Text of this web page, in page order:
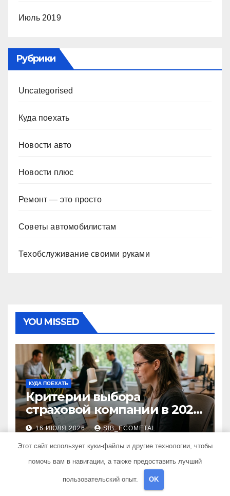
Июль 2019
Рубрики
Uncategorised
Куда поехать
Новости авто
Новости плюс
Ремонт — это просто
Советы автомобилистам
Техобслуживание своими руками
YOU MISSED
КУДА ПОЕХАТЬ
Критерии выбора
страховой компании в 2026
году: надежность и
реальные отзывы о
выплатах
16 ИЮЛЯ 2026 SIB_ECOMETAL
Этот сайт использует куки-файлы и другие технологии, чтобы
помочь вам в навигации, а также предоставить лучший
пользовательский опыт. OK